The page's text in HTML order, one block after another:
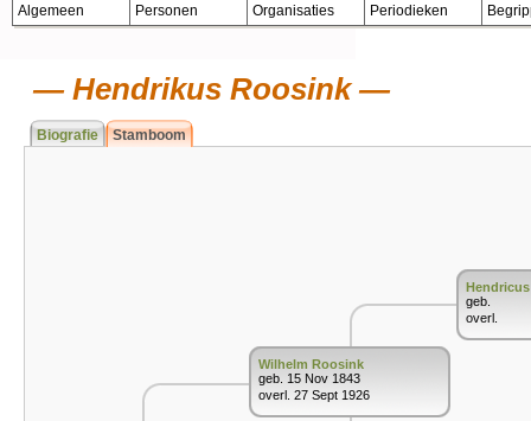
Algemeen Personen Organisaties Periodieken
Hendrikus Roosink
Biografie Stamboom
Wilhelm Roosink
geb. 15 Nov 1843
overl. 27 Sept 1926
geb.
overl.